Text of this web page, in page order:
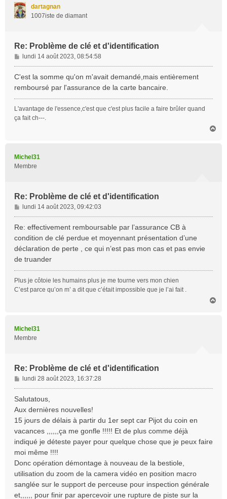
dartagnan
1007iste de diamant
Re: Problème de clé et d'identification
M
e
s
e
lundi 14 août 2023, 08:54:58
C'est la somme qu'on m'avait demandé,mais entièrement
remboursé par l'assurance de la carte bancaire.
L'avantage de l'essence,c'est que c'est plus facile a faire brûler quand
ça fait ch---.
Michel31
Membre
Re: Problème de clé et d'identification
M
e
s
g
e
lundi 14 août 2023, 09:42:03
Re: effectivement remboursable par l’assurance CB à
condition de clé perdue et moyennant présentation d’une
déclaration de perte , ce qui n’est pas mon cas et pas envie
de truander
Plus je côtoie les humains plus je me tourne vers mon chien
C’est parce qu’on m’ a dit que c’était impossible que je l’ai fait .
Michel31
Membre
Re: Problème de clé et d'identification
M
e
s
g
e
lundi 28 août 2023, 16:37:28
Salutatous,
Aux dernières nouvelles!
15 jours de délais à partir du 1er sept car Pijot du coin en
vacances ,,,,,,ça me gonfle !!!!! Et de plus comme déjà
indiqué je déteste payer pour quelque chose que je peux faire
moi même !!!!
Donc opération démontage à nouveau de la bestiole,
utilisation du zoom de la camera vidéo en position macro
sanglée sur le support de perceuse pour inspection générale
et,,,,,, pour finir par apercevoir une rupture de piste sur la